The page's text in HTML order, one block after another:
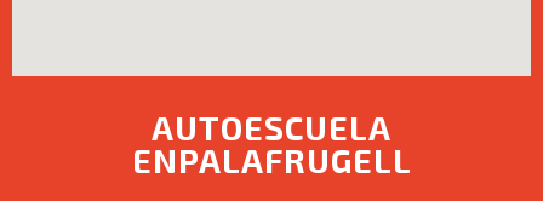
AUTOESCUELA
ENPALAFRUGELL